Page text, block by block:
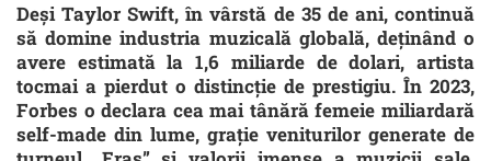
Deși Taylor Swift, în vârstă de 35 de ani, continuă
să domine industria muzicală globală, deținând o
avere estimată la 1,6 miliarde de dolari, artista
tocmai a pierdut o distincție de prestigiu. În 2023,
Forbes o declara cea mai tânără femeie miliardară
self-made din lume, grație veniturilor generate de